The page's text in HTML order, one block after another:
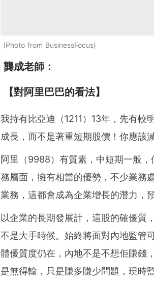
Photo from BusinessFocus
龔成老師：
【對阿里巴巴的看法】
我持有比亞迪（1211）13年，先有較
成長，而不是著重短期股價！你應該
阿里（9988）有質素，中短期一般
務層面，擁有相當的優勢，不少業務
業務，這都會成為企業增長的潛力，
以企業的長期發展計，這股的確優質
不是大手時候。始終將面對內地監管
體優質度仍在，內地不是不想佢賺錢
是無得輸，只是賺多賺少問題，現時